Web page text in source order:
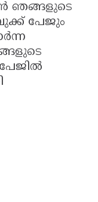
ഞങ്ങളുടെ
പേജും